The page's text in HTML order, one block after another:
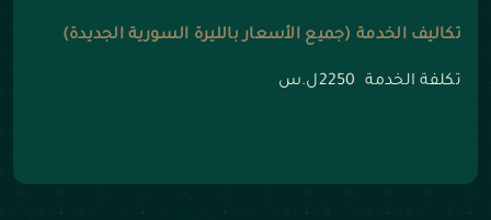
تكاليف الخدمة (جميع الأسعار بالليرة السورية الجديدة)
تكلفة الخدمة 2250ل.س